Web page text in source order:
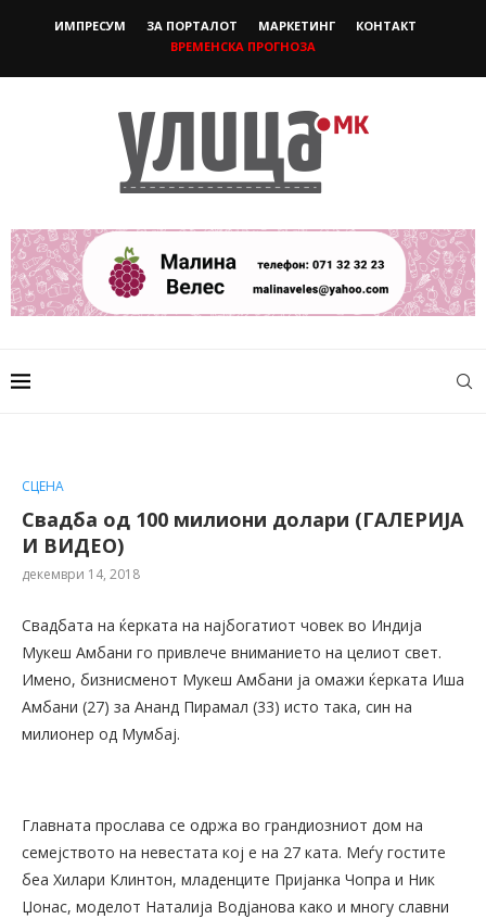
ИМПРЕСУМ ЗА ПОРТАЛОТ МАРКЕТИНГ
КОНТАКТ
ВРЕМЕНСКА ПРОГНОЗА
СЦЕНА
Свадба од 100 милиони долари (ГАЛЕРИЈА
И ВИДЕО)
декември 14, 2018
Свадбата на ќерката на најбогатиот човек во Индија
Мукеш Амбани го привлече вниманието на целиот свет.
Имено, бизнисменот Мукеш Амбани ја омажи ќерката Иша
Амбани (27) за Ананд Пирамал (33) исто така, син на
милионер од Мумбај.
Главната прослава се одржа во грандиозниот дом на
семејството на невестата кој е на 27 ката. Меѓу гостите
беа Хилари Клинтон, младенците Пријанка Чопра и Ник
Џонас, моделот Наталија Водјанова како и многу славни